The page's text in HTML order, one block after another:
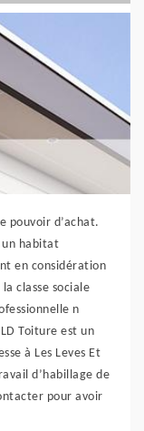
pouvoir d’achat.
un habitat
en considération
classe sociale
n
Toiture est un
à Les Leves Et
d’habillage de
pour avoir